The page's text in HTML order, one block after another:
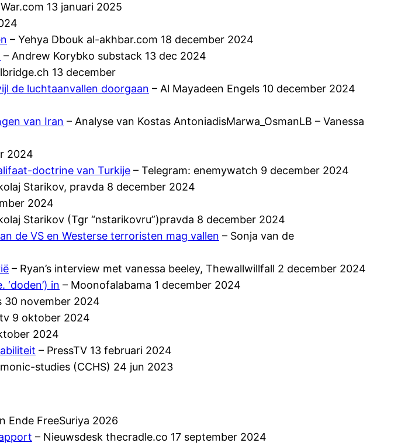
13 januari 2025
– Yehya Dbouk al-akhbar.com 18 december 2024
– Andrew Korybko substack 13 dec 2024
13 december
de luchtaanvallen doorgaan – Al Mayadeen Engels 10 december 2024
van Iran – Analyse van Kostas AntoniadisMarwa_OsmanLB – Vanessa
2024
doctrine van Turkije – Telegram: enemywatch 9 december 2024
Starikov, pravda 8 december 2024
2024
Starikov (Tgr “nstarikovru”)pravda 8 december 2024
de VS en Westerse terroristen mag vallen – Sonja van de
– Ryan’s interview met vanessa beeley, Thewallwillfall 2 december 2024
in – Moonofalabama 1 december 2024
30 november 2024
9 oktober 2024
2024
– PressTV 13 februari 2024
studies (CCHS) 24 jun 2023
Ende FreeSuriya 2026
– Nieuwsdesk thecradle.co 17 september 2024